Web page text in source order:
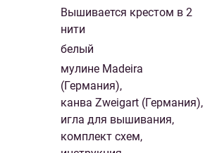
Вышивается крестом в 2
нити
белый
мулине Madeira
(Германия),
канва Zweigart (Германия),
игла для вышивания,
комплект схем,